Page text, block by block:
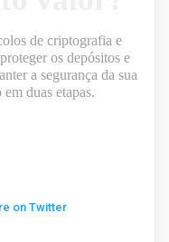
de criptografia e
os depósitos e
a segurança da sua
duas etapas.
on Twitter